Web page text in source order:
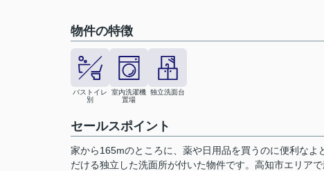
物件の特徴
バストイレ
別
室内洗濯機
置場
独立洗面台
セールスポイント
家から165mのところに、薬や日用品を買うのに便利な
だける独立した洗面所が付いた物件です。高知市エリア